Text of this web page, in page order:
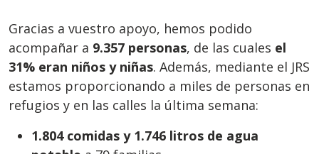
Gracias a vuestro apoyo, hemos podido
acompañar a 9.357 personas, de las cuales el
31% eran niños y niñas. Además, mediante el JRS
estamos proporcionando a miles de personas en
refugios y en las calles la última semana:
1.804 comidas y 1.746 litros de agua